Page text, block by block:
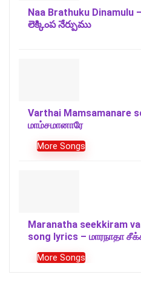
Naa Brathuku Dinamulu
లెక్కింప నేర్పుము
Varthai Mamsamanare
மாம்சமானாரே
More Songs
Maranatha seekkiram
song lyrics – மாரநாதா
More Songs